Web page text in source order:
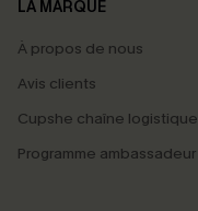
LA MARQUE
À propos de nous
Avis clients
Cupshe chaîne logistique
Programme ambassadeur